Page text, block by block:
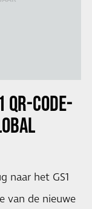
QR-CODE-
naar het GS1
van de nieuwe